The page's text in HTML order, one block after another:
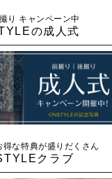
り キャンペーン中
の成人式
得な特典が盛りだくさん
クラブ